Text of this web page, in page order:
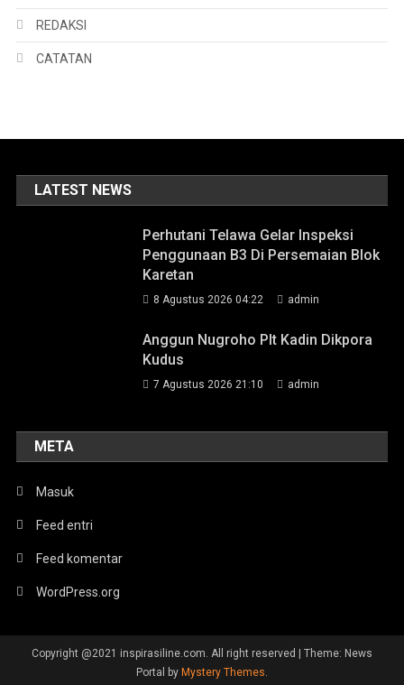
REDAKSI
CATATAN
LATEST NEWS
Perhutani Telawa Gelar Inspeksi
Penggunaan B3 Di Persemaian Blok
Karetan
8 Agustus 2026 04:22 admin
Anggun Nugroho Plt Kadin Dikpora
Kudus
7 Agustus 2026 21:10 admin
META
Masuk
Feed entri
Feed komentar
WordPress.org
Copyright @2021 inspirasiline.com. All right reserved
Theme: News
Portal by Mystery Themes.